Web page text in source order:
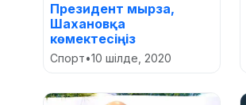
Президент мырза,
Шахановқа
көмектесіңіз
Спорт•10 шілде, 2020